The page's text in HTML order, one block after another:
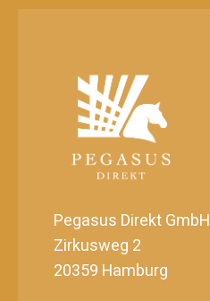
Pegasus Direkt GmbH
Zirkusweg 2
20359 Hamburg